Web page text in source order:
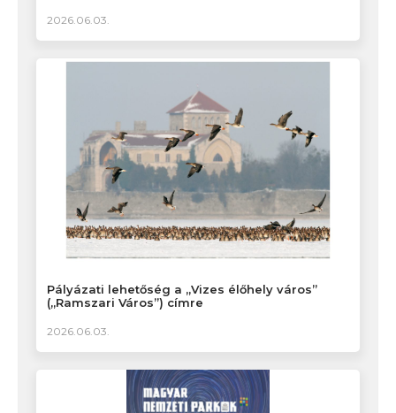
2026.06.03.
Pályázati lehetőség a „Vizes élőhely város”
(„Ramszari Város”) címre
2026.06.03.